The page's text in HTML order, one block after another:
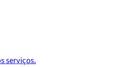
serviços.